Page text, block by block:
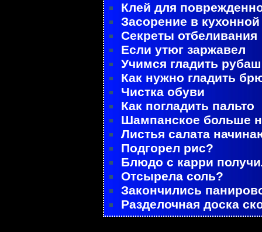
Клей для
Засорение в
Секреты отбеливания
Если утюг заржавел
Учимся гладить
Как нужно гладить
Чистка обуви
Как погладить пальто
Шампанское больше
Листья салата
Подгорел рис?
Блюдо с карри
Отсырела соль?
Закончились
Разделочная доска